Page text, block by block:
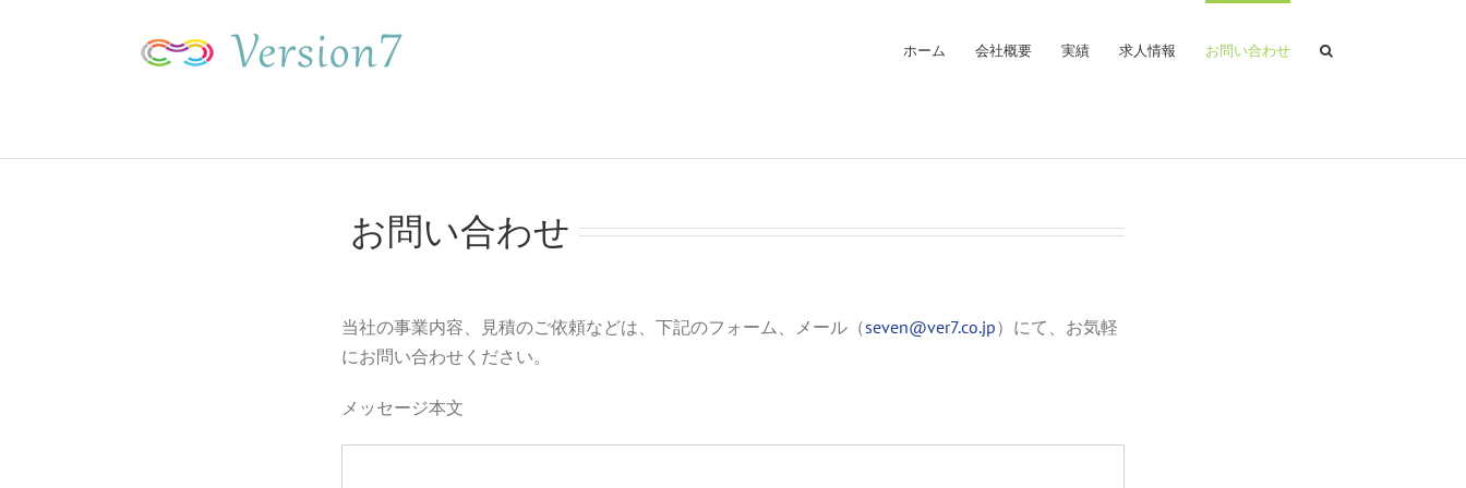
ホーム 会社概要 実績 求人情報 お問い合わせ
お問い合わせ
当社の事業内容、見積のご依頼などは、下記のフォーム、メール（seven@ver7.co.jp）にて、お気軽
にお問い合わせください。
メッセージ本文